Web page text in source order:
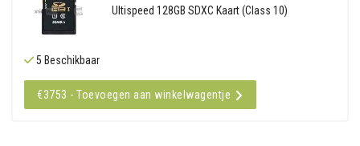
Ultispeed 128GB SDXC Kaart (Class 10)
5 Beschikbaar
€3753 - Toevoegen aan winkelwagentje